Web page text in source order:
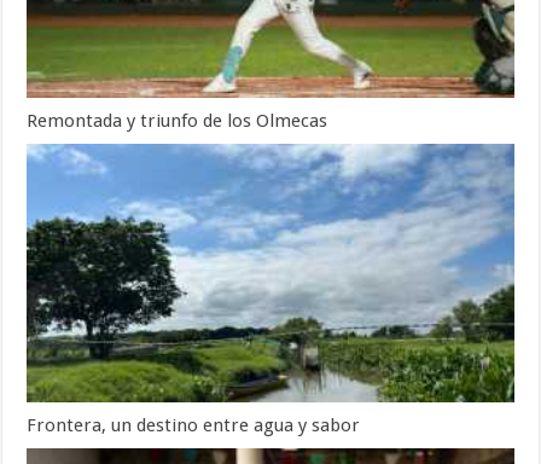
Remontada y triunfo de los Olmecas
Frontera, un destino entre agua y sabor